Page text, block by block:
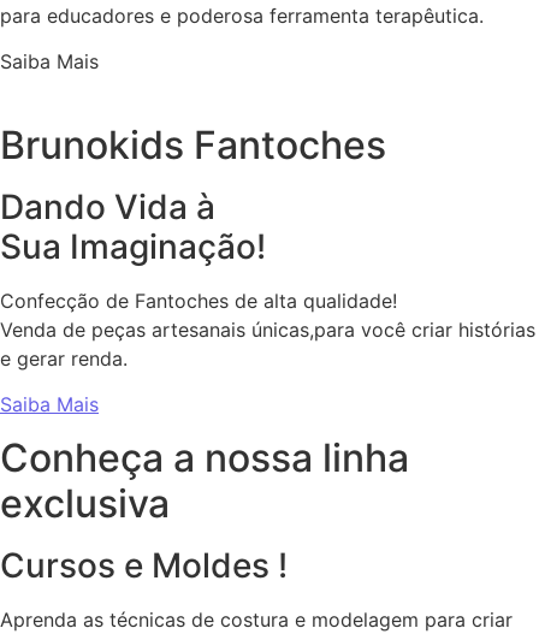
para educadores e poderosa ferramenta terapêutica.
Saiba Mais
Brunokids Fantoches
Dando Vida à
Sua Imaginação!
Confecção de Fantoches de alta qualidade!
Venda de peças artesanais únicas,para você criar histórias
e gerar renda.
Saiba Mais
Conheça a nossa linha
exclusiva
Cursos e Moldes !
Aprenda as técnicas de costura e modelagem para criar